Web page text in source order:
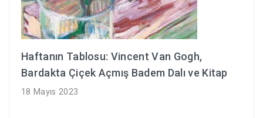
Haftanın Tablosu: Vincent Van Gogh,
Bardakta Çiçek Açmış Badem Dalı ve Kitap
18 Mayıs 2023